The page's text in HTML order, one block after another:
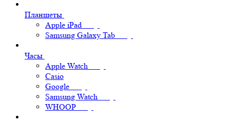
Планшеты
Apple iPad
Samsung Galaxy Tab
Часы
Apple Watch
Casio
Google
Samsung Watch
WHOOP